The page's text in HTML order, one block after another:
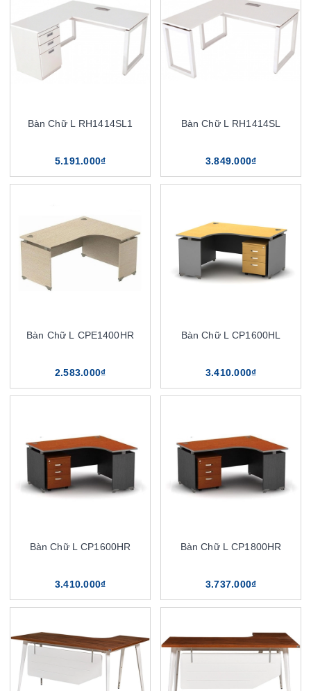
Bàn Chữ L RH1414SL1
5.191.000₫
Bàn Chữ L RH1414SL
3.849.000₫
Bàn Chữ L CPE1400HR
2.583.000₫
Bàn Chữ L CP1600HL
3.410.000₫
Bàn Chữ L CP1600HR
3.410.000₫
Bàn Chữ L CP1800HR
3.737.000₫